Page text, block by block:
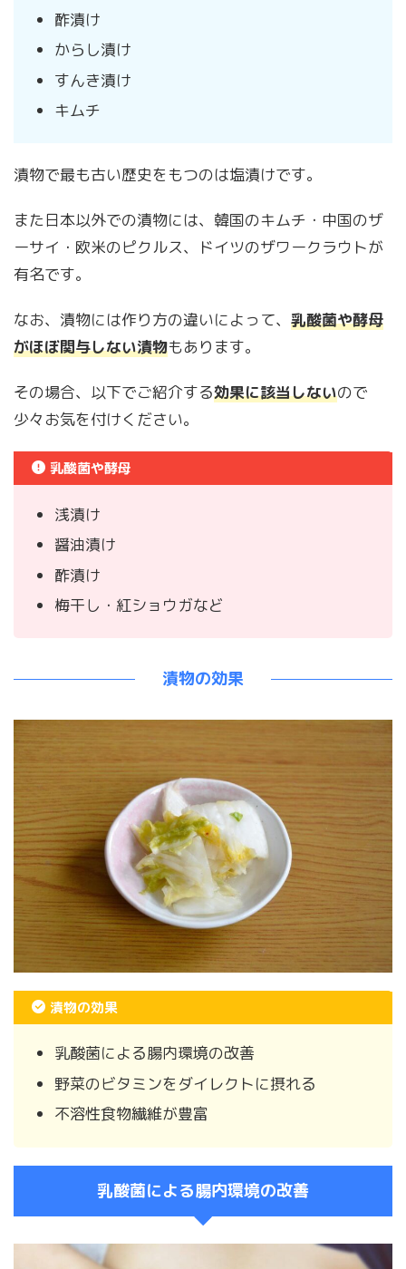
酢漬け
からし漬け
すんき漬け
キムチ
漬物で最も古い歴史をもつのは塩漬けです。
また日本以外での漬物には、韓国のキムチ・中国のザ
ーサイ・欧米のピクルス、ドイツのザワークラウトが
有名です。
なお、漬物には作り方の違いによって、 乳酸菌や酵母
がほぼ関与しない漬物もあります。
その場合、以下でご紹介する効果に該当しないので
少々お気を付けください。
乳酸菌や酵母
浅漬け
醤油漬け
酢漬け
梅干し・紅ショウガなど
漬物の効果
漬物の効果
乳酸菌による腸内環境の改善
野菜のビタミンをダイレクトに摂れる
不溶性食物繊維が豊富
乳酸菌による腸内環境の改善